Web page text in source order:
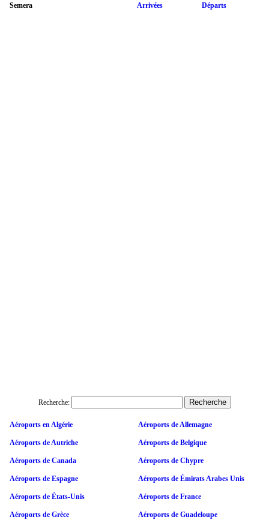
Semera Arrivées Départs
Recherche:
Aéroports en Algérie Aéroports de Allemagne
Aéroports de Autriche Aéroports de Belgique
Aéroports de Canada Aéroports de Chypre
Aéroports de Espagne Aéroports de Émirats Arabes Unis
Aéroports de États-Unis Aéroports de France
Aéroports de Grèce Aéroports de Guadeloupe